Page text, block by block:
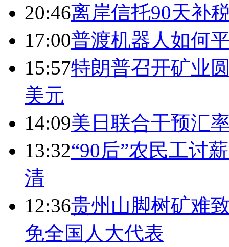
20:46离岸信托90天补
17:00普渡机器人如何
15:57特朗普召开矿业
美元
14:09美日联合干预汇
13:32“90后”农民工讨
清
12:36贵州山脚树矿难
免全国人大代表